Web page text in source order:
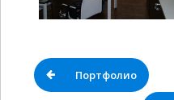
Портфолио